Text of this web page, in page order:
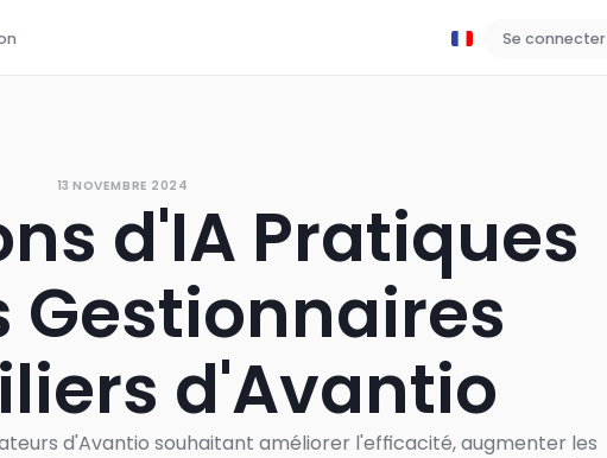
Se connecter
13 NOVEMBRE 2024
d'IA Pratiques
Gestionnaires
d'Avantio
d'Avantio souhaitant améliorer l'efficacité, augmenter les